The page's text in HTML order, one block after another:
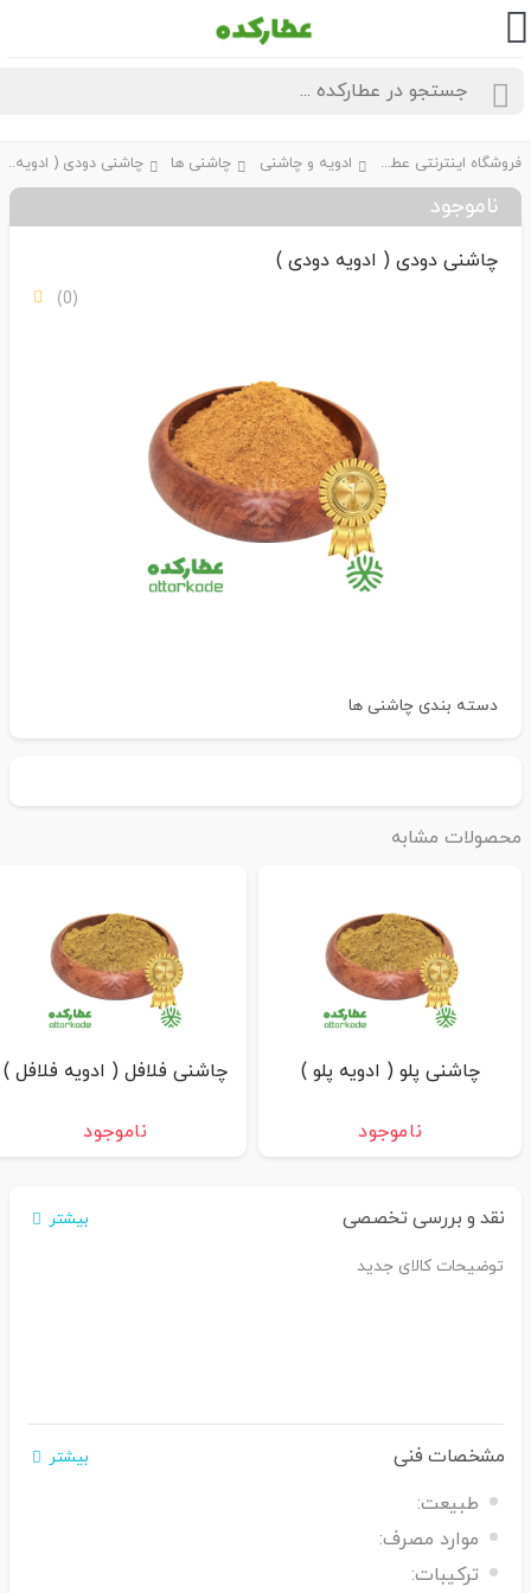
فروشگاه اینترنتی عطارکده ادویه و چاشنی چاشنی ها چاشنی دودی ( ادویه دودی )
ناموجود
چاشنی دودی ( ادویه دودی )
دسته بندیچاشنی ها
مشابه
چاشنی پلو ( ادویه پلو )
ناموجود
چاشنی فلافل ( ادویه فلافل )
ناموجود
نقد و بررسی تخصصی بیشتر
توضیحات کالای جدید
مشخصات فنی بیشتر
طبیعت:
موارد مصرف:
ترکیبات: